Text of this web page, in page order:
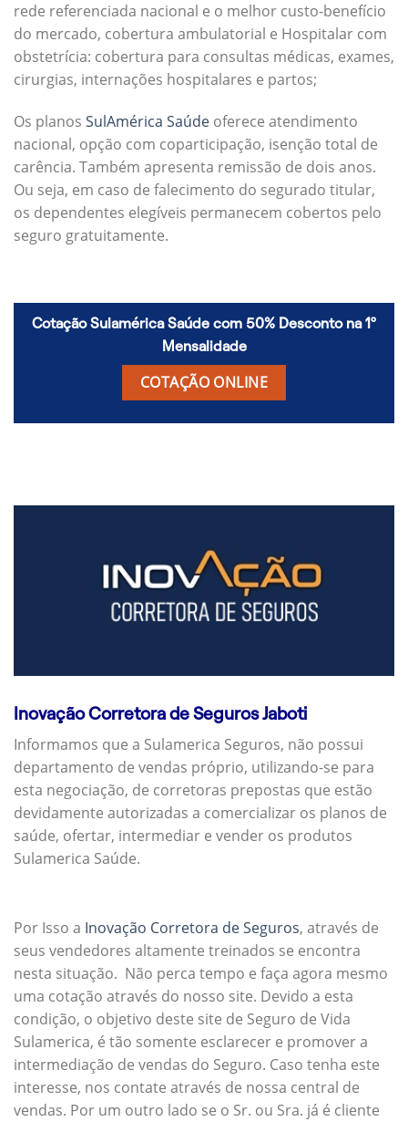
rede referenciada nacional e o melhor custo-benefício
do mercado, cobertura ambulatorial e Hospitalar com
obstetrícia: cobertura para consultas médicas, exames,
cirurgias, internações hospitalares e partos;
Os planos SulAmérica Saúde oferece atendimento
nacional, opção com coparticipação, isenção total de
carência. Também apresenta remissão de dois anos.
Ou seja, em caso de falecimento do segurado titular,
os dependentes elegíveis permanecem cobertos pelo
seguro gratuitamente.
Cotação Sulamérica Saúde com 50% Desconto na 1º
Mensalidade
COTAÇÃO ONLINE
Inovação Corretora de Seguros Jaboti
Informamos que a Sulamerica Seguros, não possui
departamento de vendas próprio, utilizando-se para
esta negociação, de corretoras prepostas que estão
devidamente autorizadas a comercializar os planos de
saúde, ofertar, intermediar e vender os produtos
Sulamerica Saúde.
Por Isso a Inovação Corretora de Seguros, através de
seus vendedores altamente treinados se encontra
nesta situação. Não perca tempo e faça agora mesmo
uma cotação através do nosso site. Devido a esta
condição, o objetivo deste site de Seguro de Vida
Sulamerica, é tão somente esclarecer e promover a
intermediação de vendas do Seguro. Caso tenha este
interesse, nos contate através de nossa central de
vendas. Por um outro lado se o Sr. ou Sra. já é cliente